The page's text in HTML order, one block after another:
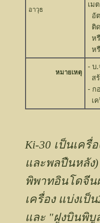
อาวุธ
เม
อั
ติ
ห
ห
หมายเหตุ
- บ
ส
- ก
เ
Ki-30 เป็นเค
และพลปืนหลัง
พิพาทอินโดจีน
เครื่อง แบ่งเป็
และ "ฝูงบินพิบู